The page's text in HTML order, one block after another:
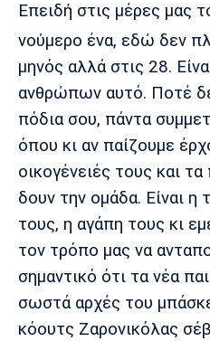
Επειδή στις μέρες μας
νούμερο ένα, εδώ δεν
μηνός αλλά στις 28.
ανθρώπων αυτό. Ποτέ
πόδια σου, πάντα
όπου κι αν παίζουμε
οικογένειές τους και τα
δουν την ομάδα. Είναι η
τους, η αγάπη τους κι
τον τρόπο μας να
σημαντικό ότι τα νέα
σωστά αρχές του
κόουτς Ζαρονικόλας